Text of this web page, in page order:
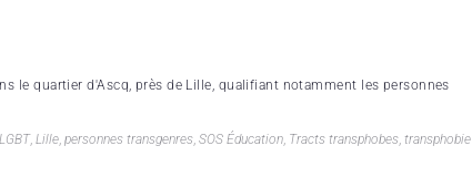
le quartier d'Ascq, près de Lille, qualifiant notamment les personnes
LGBT, Lille, personnes transgenres, SOS Éducation, Tracts transphobes, transphobie